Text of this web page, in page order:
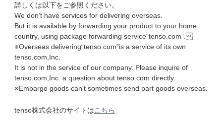
詳しくは以下をご参照ください。
We don‘t have services for delivering overseas.
But it is available by forwarding your product to your home
country, using package forwarding service“tenso.com”.
※Overseas delivering“tenso.com”is a service of its own
tenso.com,Inc.
It is not in the service of our company. Please inquire of
tenso.com,Inc. a question about tenso.com directly.
※Embargo goods can't sometimes send part goods overseas.​
tenso株式会社のサイトはこちら